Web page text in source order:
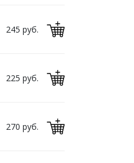
245 руб.
225 руб.
270 руб.